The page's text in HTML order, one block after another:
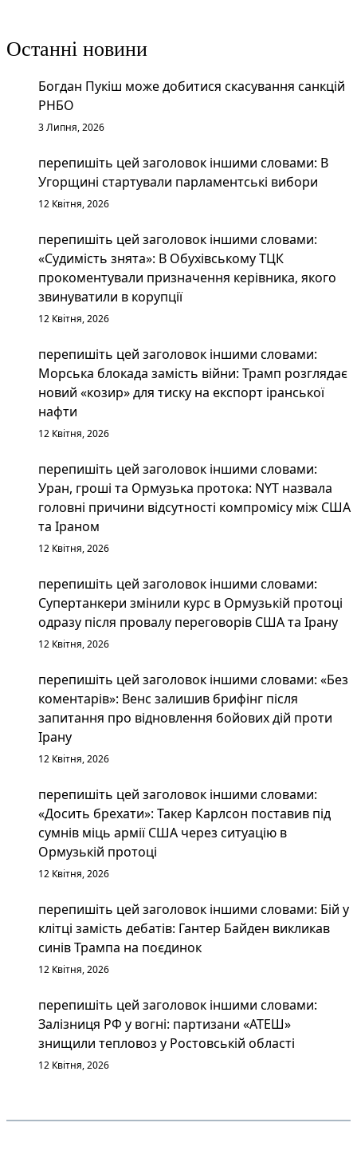
Останні новини
Богдан Пукіш може добитися скасування санкцій
РНБО
3 Липня, 2026
перепишіть цей заголовок іншими словами: В
Угорщині стартували парламентські вибори
12 Квітня, 2026
перепишіть цей заголовок іншими словами:
«Судимість знята»: В Обухівському ТЦК
прокоментували призначення керівника, якого
звинуватили в корупції
12 Квітня, 2026
перепишіть цей заголовок іншими словами:
Морська блокада замість війни: Трамп розглядає
новий «козир» для тиску на експорт іранської
нафти
12 Квітня, 2026
перепишіть цей заголовок іншими словами:
Уран, гроші та Ормузька протока: NYT назвала
головні причини відсутності компромісу між США
та Іраном
12 Квітня, 2026
перепишіть цей заголовок іншими словами:
Супертанкери змінили курс в Ормузькій протоці
одразу після провалу переговорів США та Ірану
12 Квітня, 2026
перепишіть цей заголовок іншими словами: «Без
коментарів»: Венс залишив брифінг після
запитання про відновлення бойових дій проти
Ірану
12 Квітня, 2026
перепишіть цей заголовок іншими словами:
«Досить брехати»: Такер Карлсон поставив під
сумнів міць армії США через ситуацію в
Ормузькій протоці
12 Квітня, 2026
перепишіть цей заголовок іншими словами: Бій у
клітці замість дебатів: Гантер Байден викликав
синів Трампа на поєдинок
12 Квітня, 2026
перепишіть цей заголовок іншими словами:
Залізниця РФ у вогні: партизани «АТЕШ»
знищили тепловоз у Ростовській області
12 Квітня, 2026